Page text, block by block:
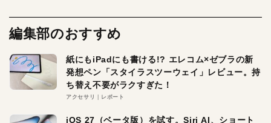
編集部のおすすめ
紙にもiPadにも書ける!? エレコム×ゼブラの新
発想ペン「スタイラスツーウェイ」レビュー。持
ち替え不要がラクすぎた！
アクセサリ レポート
iOS 27（ベータ版）を試す。Siri AI、ショート